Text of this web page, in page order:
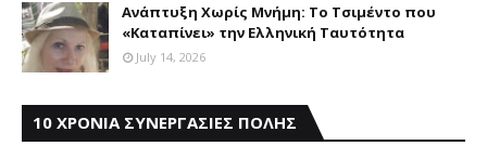
Aνάπτυξη Xωρίς Mνήμη: Το Τσιμέντο που
«Καταπίνει» την Ελληνική Ταυτότητα
July 14, 2026
10 ΧΡΟΝΙΑ ΣΥΝΕΡΓΑΣΙΕΣ ΠΟΛΗΣ